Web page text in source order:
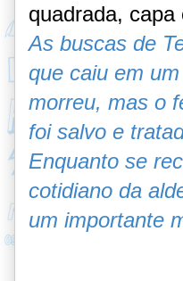
quadrada,
As buscas de
que caiu em
morreu, mas o
foi salvo e
Enquanto se
cotidiano da
um importante